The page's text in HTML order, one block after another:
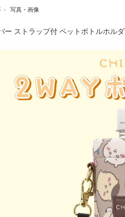
› 写真・画像
ー ストラップ付 ペットボトルホル